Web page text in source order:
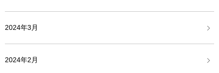
2024年3月
2024年2月